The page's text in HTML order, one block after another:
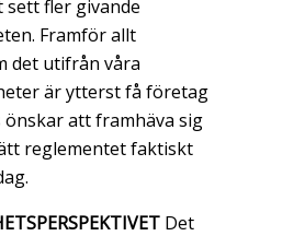
sett fler givande
Framför allt
det utifrån våra
är ytterst få företag
önskar att framhäva sig
reglementet faktiskt
Det